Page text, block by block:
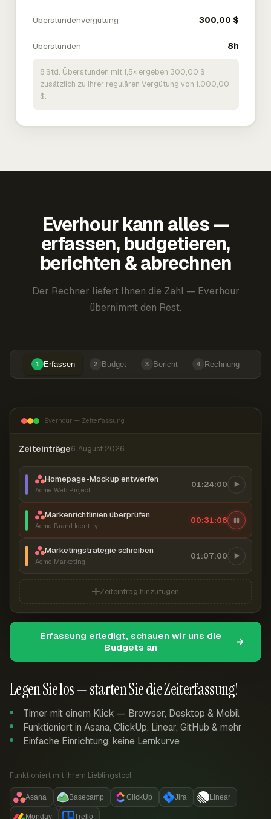
Überstundenvergütung 300,00 $
Überstunden 8h
8 Std. Überstunden mit 1,5× ergeben 300,00 $
zusätzlich zu Ihrer regulären Vergütung von 1.000,00
$.
Everhour kann alles —
erfassen, budgetieren,
berichten & abrechnen
Der Rechner liefert Ihnen die Zahl — Everhour
übernimmt den Rest.
1 Erfassen 2 Budget 3 Bericht 4 Rechnung
Legen Sie los — starten Sie die Zeiterfassung!
Timer mit einem Klick — Browser, Desktop & Mobil
Funktioniert in Asana, ClickUp, Linear, GitHub & mehr
Einfache Einrichtung, keine Lernkurve
Funktioniert mit Ihrem Lieblingstool:
Asana Basecamp ClickUp Jira Linear
Monday Trello
Everhour — Zeiterfassung
Zeiteinträge6. August 2026
Homepage-Mockup entwerfen
Acme Web Project
01:24:00
Markenrichtlinien überprüfen
Acme Brand Identity
00:31:07
Marketingstrategie schreiben
Acme Marketing
01:07:00
Zeiteintrag hinzufügen
Erfassung erledigt, schauen wir uns die
Budgets an